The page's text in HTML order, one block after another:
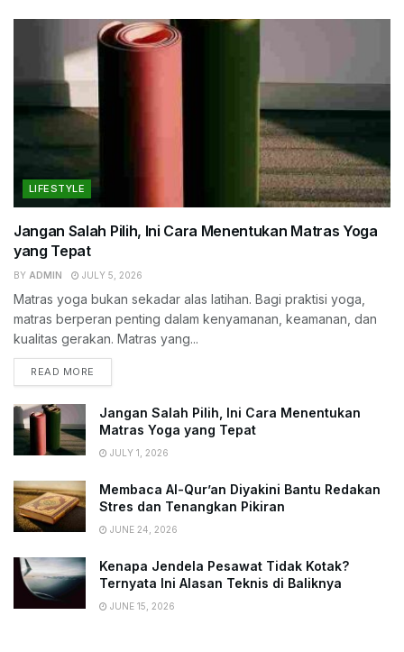
LIFESTYLE
Jangan Salah Pilih, Ini Cara Menentukan Matras Yoga
yang Tepat
BY ADMIN JULY 5, 2026
Matras yoga bukan sekadar alas latihan. Bagi praktisi yoga,
matras berperan penting dalam kenyamanan, keamanan, dan
kualitas gerakan. Matras yang...
READ MORE
Jangan Salah Pilih, Ini Cara Menentukan
Matras Yoga yang Tepat
JULY 1, 2026
Membaca Al-Qur’an Diyakini Bantu Redakan
Stres dan Tenangkan Pikiran
JUNE 24, 2026
Kenapa Jendela Pesawat Tidak Kotak?
Ternyata Ini Alasan Teknis di Baliknya
JUNE 15, 2026